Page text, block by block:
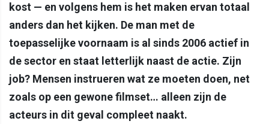
kost — en volgens hem is het maken ervan totaal
anders dan het kijken. De man met de
toepasselijke voornaam is al sinds 2006 actief in
de sector en staat letterlijk naast de actie. Zijn
job? Mensen instrueren wat ze moeten doen, net
zoals op een gewone filmset… alleen zijn de
acteurs in dit geval compleet naakt.